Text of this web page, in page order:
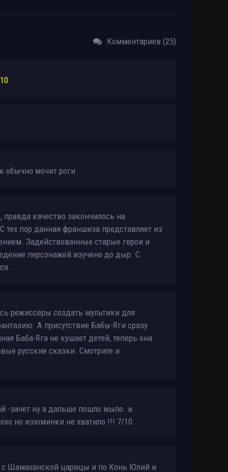
Комментариев (25)
обычно мочит роги
качество закончилось на
пор данная франшиза представляет из
Задействованные старые герои и
персонажей изучено до дыр. С
режиссёры создать мультики для
А присутствие Бабы-Яги сразу
Баба-Яга не кушает детей, теперь она
русские сказки. Смотрите и
-зачет ну а дальше пошло мыло. и
но изюминки не хватило !!! 7/10.
с Шамаханской царицы и по Конь Юлий и